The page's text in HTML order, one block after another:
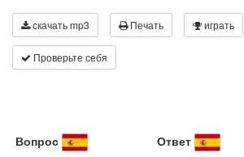
скачать mp3 Печать играть
Проверьте себя
Вопрос Ответ